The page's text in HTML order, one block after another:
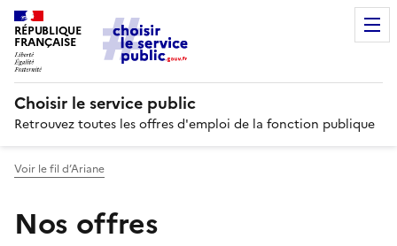
RÉPUBLIQUE
FRANÇAISE
Choisir le service public
Retrouvez toutes les offres d'emploi de la fonction publique
Voir le fil d’Ariane
Nos offres